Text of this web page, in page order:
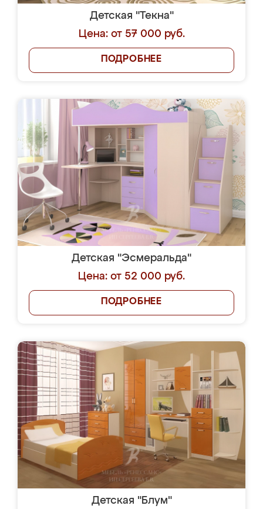
Детская "Текна"
Цена: от 57 000 руб.
ПОДРОБНЕЕ
Детская "Эсмеральда"
Цена: от 52 000 руб.
ПОДРОБНЕЕ
Детская "Блум"